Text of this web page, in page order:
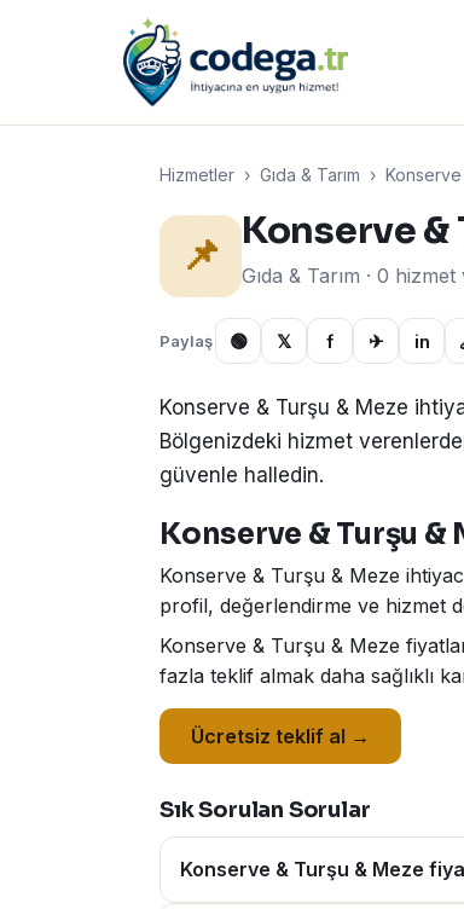
Hizmetler › Gıda & Tarım ›
📌 Konserve &
Gıda & Tarım · 0
Paylaş 🟢 𝕏 f ✈ in
Konserve & Turşu & Meze
Bölgenizdeki hizmet
güvenle halledin.
Konserve & Turşu &
Konserve & Turşu & Meze
profil, değerlendirme ve hizmet
Konserve & Turşu & Meze
fazla teklif almak daha sağlıklı
Ücretsiz teklif al →
Sık Sorulan Sorular
Konserve & Turşu & Meze